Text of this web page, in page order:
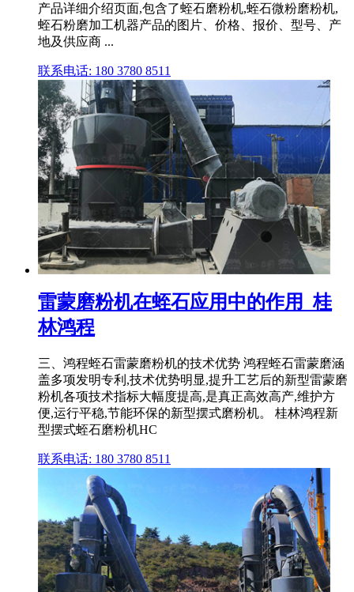
产品详细介绍页面,包含了蛭石磨粉机,蛭石微粉磨粉机,
蛭石粉磨加工机器产品的图片、价格、报价、型号、产
地及供应商 ...
联系电话: 180 3780 8511
雷蒙磨粉机在蛭石应用中的作用_桂
林鸿程
三、鸿程蛭石雷蒙磨粉机的技术优势 鸿程蛭石雷蒙磨涵
盖多项发明专利,技术优势明显,提升工艺后的新型雷蒙磨
粉机各项技术指标大幅度提高,是真正高效高产,维护方
便,运行平稳,节能环保的新型摆式磨粉机。 桂林鸿程新
型摆式蛭石磨粉机HC
联系电话: 180 3780 8511